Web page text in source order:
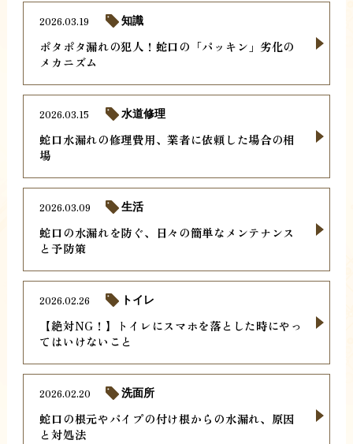
ポタポタ漏れの犯人！蛇口の「パッキン」劣化の
メカニズム
2026.03.19 知識
蛇口水漏れの修理費用、業者に依頼した場合の相
場
2026.03.15 水道修理
蛇口の水漏れを防ぐ、日々の簡単なメンテナンス
と予防策
2026.03.09 生活
【絶対NG！】トイレにスマホを落とした時にやっ
てはいけないこと
2026.02.26 トイレ
蛇口の根元やパイプの付け根からの水漏れ、原因
と対処法
2026.02.20 洗面所